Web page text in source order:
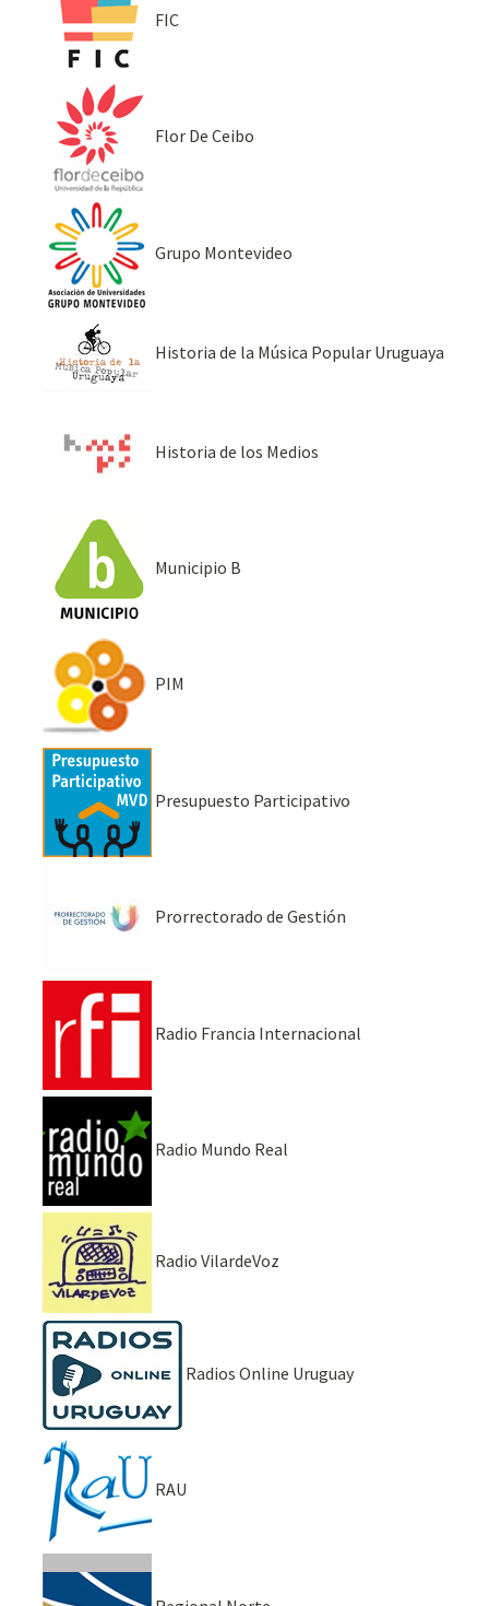
FIC
Flor De Ceibo
Grupo Montevideo
Historia de la Música Popular Uruguaya
Historia de los Medios
Municipio B
PIM
Presupuesto Participativo
Prorrectorado de Gestión
Radio Francia Internacional
Radio Mundo Real
Radio VilardeVoz
Radios Online Uruguay
RAU